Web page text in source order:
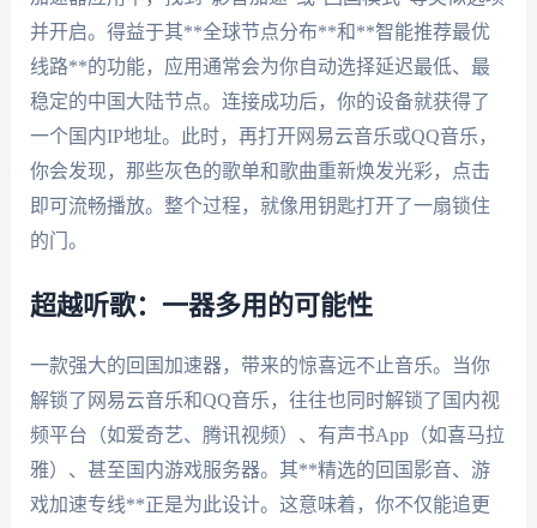
并开启。得益于其**全球节点分布**和**智能推荐最优
线路**的功能，应用通常会为你自动选择延迟最低、最
稳定的中国大陆节点。连接成功后，你的设备就获得了
一个国内IP地址。此时，再打开网易云音乐或QQ音乐，
你会发现，那些灰色的歌单和歌曲重新焕发光彩，点击
即可流畅播放。整个过程，就像用钥匙打开了一扇锁住
的门。
超越听歌：一器多用的可能性
一款强大的回国加速器，带来的惊喜远不止音乐。当你
解锁了网易云音乐和QQ音乐，往往也同时解锁了国内视
频平台（如爱奇艺、腾讯视频）、有声书App（如喜马拉
雅）、甚至国内游戏服务器。其**精选的回国影音、游
戏加速专线**正是为此设计。这意味着，你不仅能追更